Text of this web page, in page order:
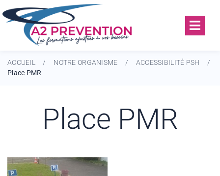
ACCUEIL / NOTRE ORGANISME / ACCESSIBILITÉ PSH
/
Place PMR
Place PMR